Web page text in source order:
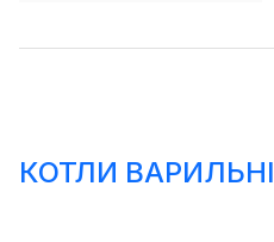
КОТЛИ ВАРИЛЬНІ